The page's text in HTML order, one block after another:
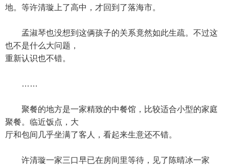
地。等许清璇上了高中，才回到了落海市。
孟淑琴也没想到这俩孩子的关系竟然如此生疏。不过这
也不是什么大问题，
重新认识也不错。
……
聚餐的地方是一家精致的中餐馆，比较适合小型的家庭
聚餐。临近饭点，大
厅和包间几乎坐满了客人，看起来生意还不错。
许清璇一家三口早已在房间里等待，见了陈晴冰一家